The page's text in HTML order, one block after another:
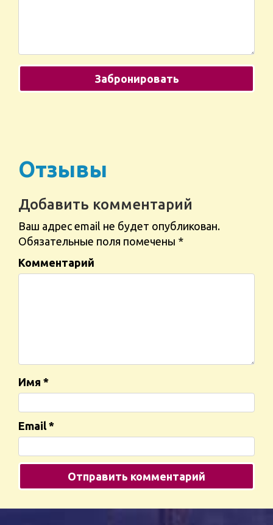
Отзывы
Добавить комментарий
Ваш адрес email не будет опубликован.
Обязательные поля помечены *
Комментарий
Имя *
Email *